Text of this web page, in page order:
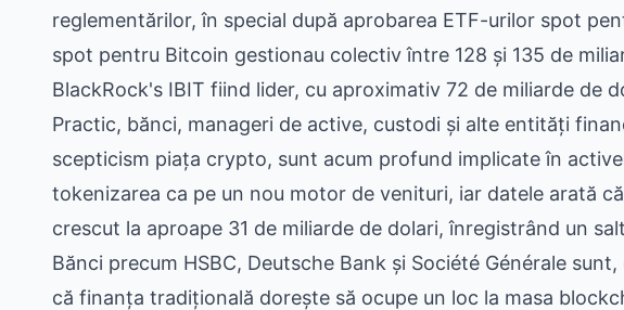
reglementărilor, în special după aprobarea ETF-urilor spot
spot pentru Bitcoin gestionau colectiv între 128 și 135 de
BlackRock's IBIT fiind lider, cu aproximativ 72 de miliarde de
Practic, bănci, manageri de active, custodi și alte entități
scepticism piața crypto, sunt acum profund implicate în
tokenizarea ca pe un nou motor de venituri, iar datele arată
crescut la aproape 31 de miliarde de dolari, înregistrând un
Bănci precum HSBC, Deutsche Bank și Société Générale
că finanța tradițională dorește să ocupe un loc la masa